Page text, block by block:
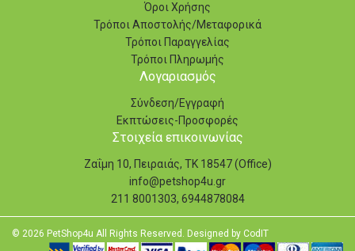
Όροι Χρήσης
Τρόποι Αποστολής/Μεταφορικά
Τρόποι Παραγγελίας
Τρόποι Πληρωμής
Λογαριασμός
Σύνδεση/Εγγραφή
Εκπτώσεις-Προσφορές
Στοιχεία επικοινωνίας
Ζαΐμη 10, Πειραιάς, ΤΚ 18547 (Office)
info@petshop4u.gr
211 8001303, 6944878084
© 2026 PetShop4u All Rights Reserved. Designed by CodIT